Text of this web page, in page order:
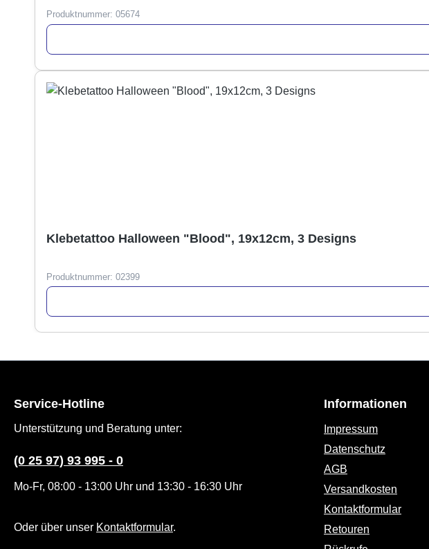
Produktnummer: 05674
Klebetattoo Halloween "Blood", 19x12cm, 3 Designs
Produktnummer: 02399
Service-Hotline
Unterstützung und Beratung unter:
(0 25 97) 93 995 - 0
Mo-Fr, 08:00 - 13:00 Uhr und 13:30 - 16:30 Uhr
Oder über unser Kontaktformular.
Informationen
Impressum
Datenschutz
AGB
Versandkosten
Kontaktformular
Retouren